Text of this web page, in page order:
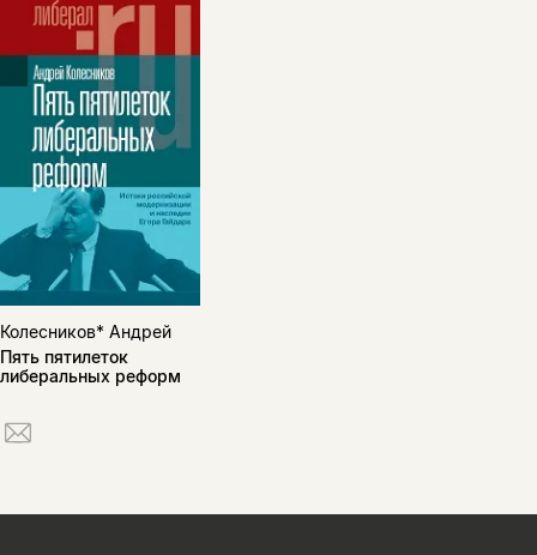
Колесников* Андрей
Пять пятилеток
либеральных реформ